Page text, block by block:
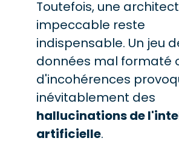
Toutefois, une
impeccable reste
indispensable. Un jeu
données mal formaté
d'incohérences
inévitablement des
hallucinations de
artificielle.